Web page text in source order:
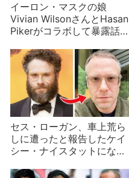
イーロン・マスクの娘
Vivian WilsonさんとHasan
Pikerがコラボして暴露話
セス・ローガン、車上荒ら
しに遭ったと報告したケイ
シー・ナイスタットになぜ